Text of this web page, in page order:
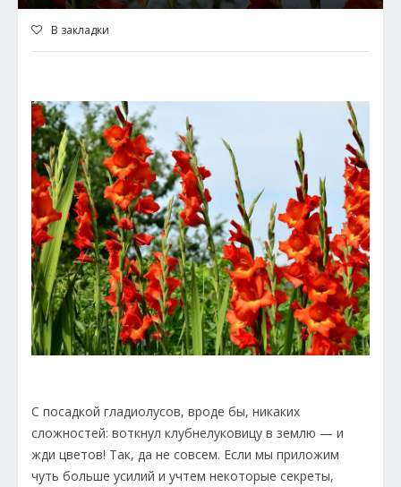
В закладки
С посадкой гладиолусов, вроде бы, никаких
сложностей: воткнул клубнелуковицу в землю — и
жди цветов! Так, да не совсем. Если мы приложим
чуть больше усилий и учтем некоторые секреты,